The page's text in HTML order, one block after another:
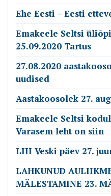
Ehe Eesti – Eesti
Emakeele Seltsi
25.09.2020 Tartus
27.08.2020
uudised
Aastakoosolek 27.
Emakeele Seltsi
Varasem leht on siin
LIII Veski päev 27.
LAHKUNUD
MÄLESTAMINE 23.